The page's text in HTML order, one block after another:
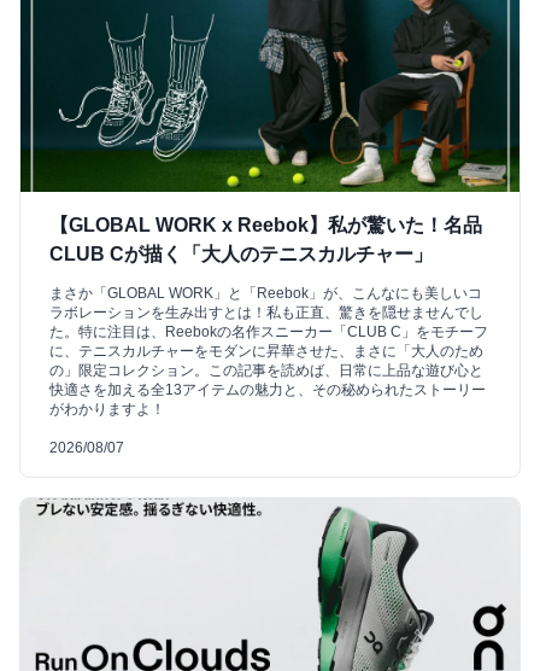
【GLOBAL WORK x Reebok】私が驚いた！名品
CLUB Cが描く「大人のテニスカルチャー」
まさか「GLOBAL WORK」と「Reebok」が、こんなにも美しいコ
ラボレーションを生み出すとは！私も正直、驚きを隠せませんでし
た。特に注目は、Reebokの名作スニーカー「CLUB C」をモチーフ
に、テニスカルチャーをモダンに昇華させた、まさに「大人のため
の」限定コレクション。この記事を読めば、日常に上品な遊び心と
快適さを加える全13アイテムの魅力と、その秘められたストーリー
がわかりますよ！
2026/08/07